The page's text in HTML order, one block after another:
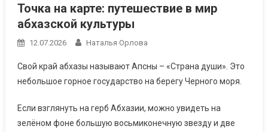
Точка на карте: путешествие в мир
абхазской культуры
12.07.2026 Наталья Орлова
Свой край абхазы называют Апсны – «Страна души». Это
небольшое горное государство на берегу Черного моря.
Если взглянуть на герб Абхазии, можно увидеть на
зелёном фоне большую восьмиконечную звезду и две